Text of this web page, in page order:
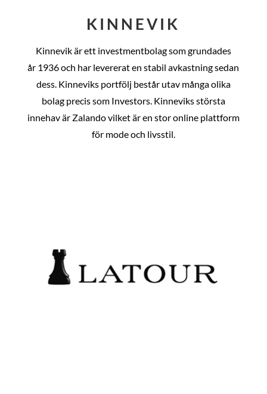
KINNEVIK
Kinnevik är ett investmentbolag som grundades
år 1936 och har levererat en stabil avkastning sedan
dess. Kinneviks portfölj består utav många olika
bolag precis som Investors. Kinneviks största
innehav är Zalando vilket är en stor online plattform
för mode och livsstil.